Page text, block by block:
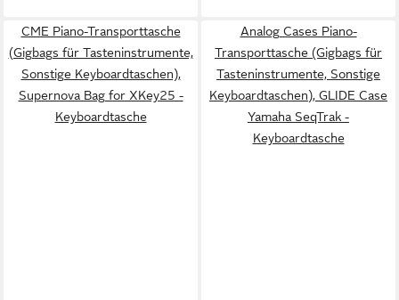
CME Piano-Transporttasche
(Gigbags für Tasteninstrumente,
Sonstige Keyboardtaschen),
Supernova Bag for XKey25 -
Keyboardtasche
Analog Cases Piano-
Transporttasche (Gigbags für
Tasteninstrumente, Sonstige
Keyboardtaschen), GLIDE Case
Yamaha SeqTrak -
Keyboardtasche